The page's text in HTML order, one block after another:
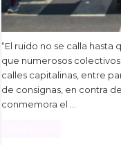
“El ruido no se calla hasta
que numerosos
calles capitalinas, entre
de consignas, en contra
conmemora el …